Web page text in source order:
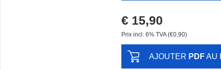
€ 15,90
Prix ​​incl. 6% TVA (€0,90)
AJOUTER PDFAU